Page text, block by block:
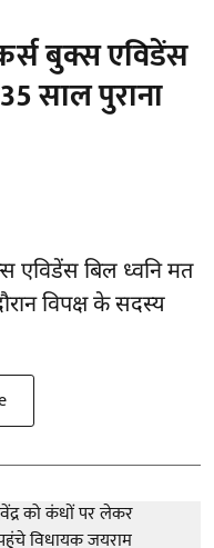
बुक्स एविडेंस
साल पुराना
एविडेंस बिल ध्वनि मत
विपक्ष के सदस्य